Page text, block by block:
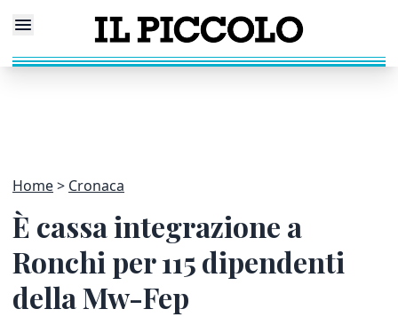
Home Cronaca
È cassa integrazione a
Ronchi per 115 dipendenti
della Mw-Fep